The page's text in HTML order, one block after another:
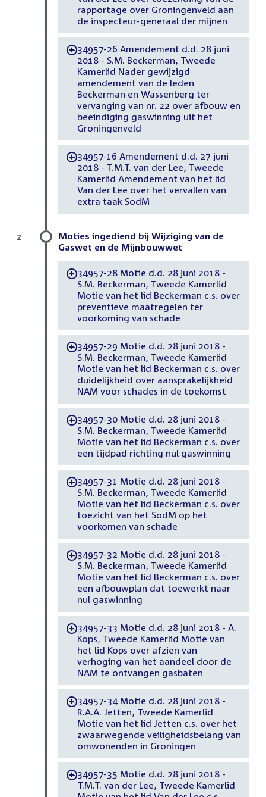
rapportage over Groningenveld aan
de inspecteur-generaal der mijnen
-34957-26 Amendement d.d. 28 juni
2018 - S.M. Beckerman, Tweede
Kamerlid Nader gewijzigd
amendement van de leden
Beckerman en Wassenberg ter
vervanging van nr. 22 over afbouw en
beëindiging gaswinning uit het
Groningenveld
-34957-16 Amendement d.d. 27 juni
2018 - T.M.T. van der Lee, Tweede
Kamerlid Amendement van het lid
Van der Lee over het vervallen van
extra taak SodM
Moties ingediend bij Wijziging van de
Gaswet en de Mijnbouwwet
-34957-28 Motie d.d. 28 juni 2018 -
S.M. Beckerman, Tweede Kamerlid
Motie van het lid Beckerman c.s. over
preventieve maatregelen ter
voorkoming van schade
-34957-29 Motie d.d. 28 juni 2018 -
S.M. Beckerman, Tweede Kamerlid
Motie van het lid Beckerman c.s. over
duidelijkheid over aansprakelijkheid
NAM voor schades in de toekomst
-34957-30 Motie d.d. 28 juni 2018 -
S.M. Beckerman, Tweede Kamerlid
Motie van het lid Beckerman c.s. over
een tijdpad richting nul gaswinning
-34957-31 Motie d.d. 28 juni 2018 -
S.M. Beckerman, Tweede Kamerlid
Motie van het lid Beckerman c.s. over
toezicht van het SodM op het
voorkomen van schade
-34957-32 Motie d.d. 28 juni 2018 -
S.M. Beckerman, Tweede Kamerlid
Motie van het lid Beckerman c.s. over
een afbouwplan dat toewerkt naar
nul gaswinning
-34957-33 Motie d.d. 28 juni 2018 - A.
Kops, Tweede Kamerlid Motie van
het lid Kops over afzien van
verhoging van het aandeel door de
NAM te ontvangen gasbaten
-34957-34 Motie d.d. 28 juni 2018 -
R.A.A. Jetten, Tweede Kamerlid
Motie van het lid Jetten c.s. over het
zwaarwegende veiligheidsbelang van
omwonenden in Groningen
-34957-35 Motie d.d. 28 juni 2018 -
T.M.T. van der Lee, Tweede Kamerlid
2